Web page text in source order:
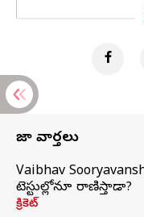
తాజా వార్తలు
Vaibhav
టెస్టుల్లోనూ రాణిస్తాడా?
క్రికెట్